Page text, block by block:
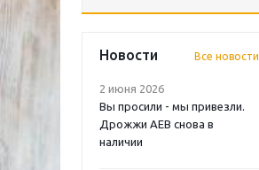
Новости Все новости
2 июня 2026
Вы просили - мы привезли.
Дрожжи AEB снова в
наличии